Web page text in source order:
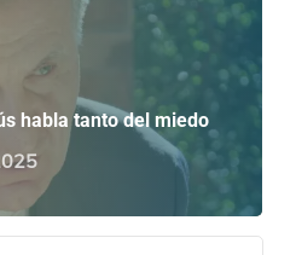
habla tanto del miedo